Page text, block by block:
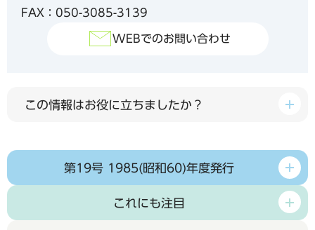
FAX：050-3085-3139
WEBでのお問い合わせ
この情報はお役に立ちましたか？
第19号 1985(昭和60)年度発行
これにも注目